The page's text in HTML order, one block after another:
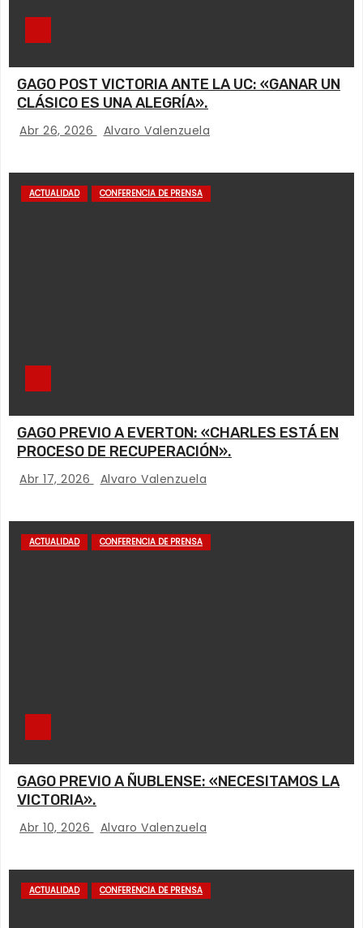
GAGO POST VICTORIA ANTE LA UC: «GANAR UN
CLÁSICO ES UNA ALEGRÍA».
Abr 26, 2026 Alvaro Valenzuela
ACTUALIDAD CONFERENCIA DE PRENSA
GAGO PREVIO A EVERTON: «CHARLES ESTÁ EN
PROCESO DE RECUPERACIÓN».
Abr 17, 2026 Alvaro Valenzuela
ACTUALIDAD CONFERENCIA DE PRENSA
GAGO PREVIO A ÑUBLENSE: «NECESITAMOS LA
VICTORIA».
Abr 10, 2026 Alvaro Valenzuela
ACTUALIDAD CONFERENCIA DE PRENSA